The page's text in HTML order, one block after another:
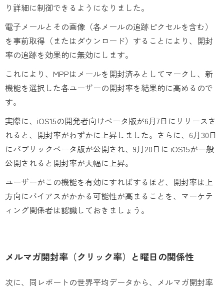
り詳細に制御できるようになりました。
電子メールとその画像（各メールの追跡ピクセルを含む）
を事前取得（またはダウンロード）することにより、開封
率の追跡を効果的に無効にします。
これにより、MPPはメールを開封済みとしてマークし、新
機能を選択した各ユーザーの開封率を結果的に高めるので
す。
実際に、iOS15の開発者向けベータ版が6月7日にリリースさ
れると、開封率がわずかに上昇しました。さらに、6月30日
にパブリックベータ版が公開され、9月20日に iOS15が一般
公開されると開封率が大幅に上昇。
ユーザーがこの機能を有効にすればするほど、開封率は上
方向にバイアスがかかる可能性が高まることを、マーケテ
ィング関係者は認識しておきましょう。
メルマガ開封率（クリック率）と曜日の関係性
次に、同レポートの世界平均データから、メルマガ開封率